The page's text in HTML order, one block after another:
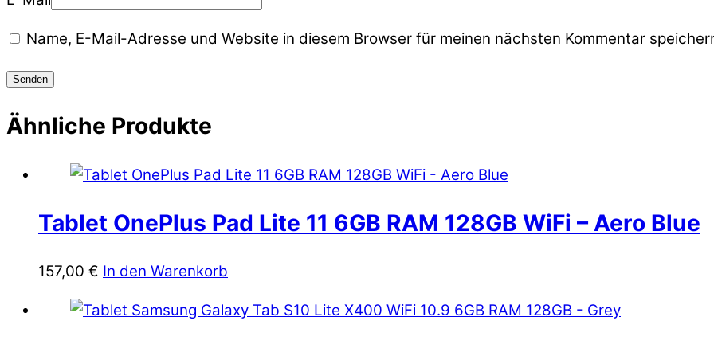
Name, E-Mail-Adresse und Website in diesem Browser für meinen nächsten Kommentar
Ähnliche Produkte
Tablet OnePlus Pad Lite 11 6GB RAM 128GB WiFi – Aero Blue
157,00 € In den Warenkorb